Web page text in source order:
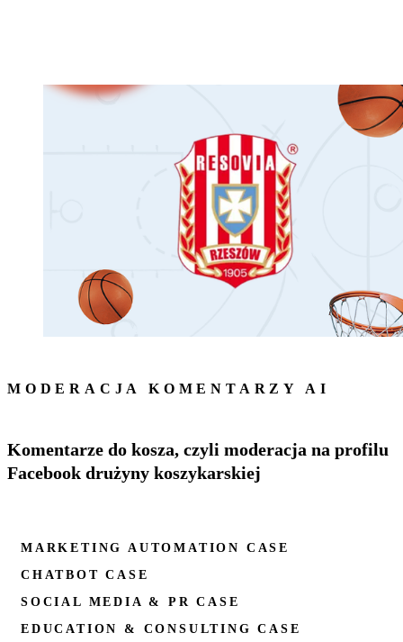
MODERACJA KOMENTARZY AI
Komentarze do kosza, czyli moderacja na profilu
Facebook drużyny koszykarskiej
MARKETING AUTOMATION CASE
CHATBOT CASE
SOCIAL MEDIA & PR CASE
EDUCATION & CONSULTING CASE